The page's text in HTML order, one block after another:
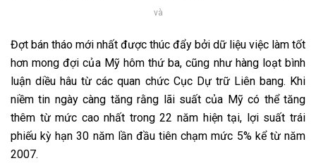
và
Đợt bán tháo mới nhất được thúc đẩy bởi dữ liệu việc làm tốt
hơn mong đợi của Mỹ hôm thứ ba, cũng như hàng loạt bình
luận diều hâu từ các quan chức Cục Dự trữ Liên bang. Khi
niềm tin ngày càng tăng rằng lãi suất của Mỹ có thể tăng
thêm từ mức cao nhất trong 22 năm hiện tại, lợi suất trái
phiếu kỳ hạn 30 năm lần đầu tiên chạm mức 5% kể từ năm
2007.